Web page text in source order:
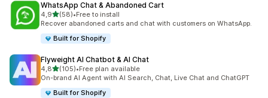
WhatsApp Chat & Abandoned Cart
4,95 yıldız üzerinden
(58)
toplam 58 değerlendirme
•Free to install
Recover abandoned carts and chat with customers on WhatsApp.
Built for Shopify
Flyweight AI Chatbot & AI Chat
4,85 yıldız üzerinden
(105)
toplam 105 değerlendirme
•Free plan available
On-brand AI Agent with AI Search, Chat, Live Chat and ChatGPT
Built for Shopify